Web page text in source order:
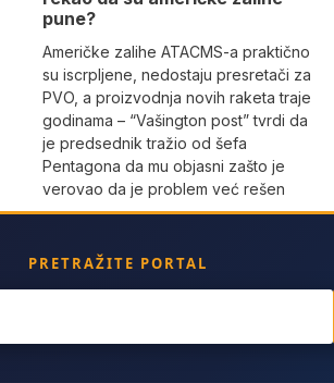
pune?
Američke zalihe ATACMS-a praktično
su iscrpljene, nedostaju presretači za
PVO, a proizvodnja novih raketa traje
godinama – “Vašington post” tvrdi da
je predsednik tražio od šefa
Pentagona da mu objasni zašto je
verovao da je problem već rešen
PRETRAŽITE PORTAL